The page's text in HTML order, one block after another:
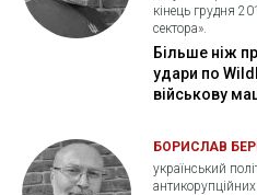
кінець грудня
сектора».
Більше ніж
удари по
військову
БОРИСЛАВ
український